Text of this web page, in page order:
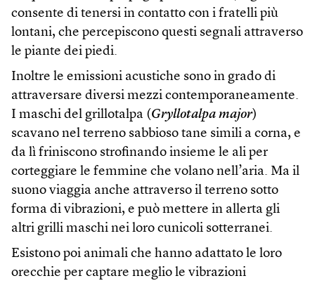
consente di tenersi in contatto con i fratelli più
lontani, che percepiscono questi segnali attraverso
le piante dei piedi.
Inoltre le emissioni acustiche sono in grado di
attraversare diversi mezzi contemporaneamente.
I maschi del grillotalpa (Gryllotalpa major)
scavano nel terreno sabbioso tane simili a corna, e
da lì friniscono strofinando insieme le ali per
corteggiare le femmine che volano nell’aria. Ma il
suono viaggia anche attraverso il terreno sotto
forma di vibrazioni, e può mettere in allerta gli
altri grilli maschi nei loro cunicoli sotterranei.
Esistono poi animali che hanno adattato le loro
orecchie per captare meglio le vibrazioni